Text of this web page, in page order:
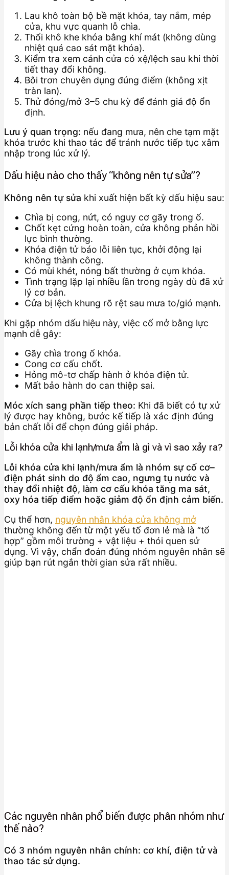
Lau khô toàn bộ bề mặt khóa, tay nắm, mép
cửa, khu vực quanh lỗ chìa.
Thổi khô khe khóa bằng khí mát (không dùng
nhiệt quá cao sát mặt khóa).
Kiểm tra xem cánh cửa có xệ/lệch sau khi thời
tiết thay đổi không.
Bôi trơn chuyên dụng đúng điểm (không xịt
tràn lan).
Thử đóng/mở 3–5 chu kỳ để đánh giá độ ổn
định.
Lưu ý quan trọng: nếu đang mưa, nên che tạm mặt
khóa trước khi thao tác để tránh nước tiếp tục xâm
nhập trong lúc xử lý.
Dấu hiệu nào cho thấy “không nên tự sửa”?
Không nên tự sửa khi xuất hiện bất kỳ dấu hiệu sau:
Chìa bị cong, nứt, có nguy cơ gãy trong ổ.
Chốt kẹt cứng hoàn toàn, cửa không phản hồi
lực bình thường.
Khóa điện tử báo lỗi liên tục, khởi động lại
không thành công.
Có mùi khét, nóng bất thường ở cụm khóa.
Tình trạng lặp lại nhiều lần trong ngày dù đã xử
lý cơ bản.
Cửa bị lệch khung rõ rệt sau mưa to/gió mạnh.
Khi gặp nhóm dấu hiệu này, việc cố mở bằng lực
mạnh dễ gây:
Gãy chìa trong ổ khóa.
Cong cơ cấu chốt.
Hỏng mô-tơ chấp hành ở khóa điện tử.
Mất bảo hành do can thiệp sai.
Móc xích sang phần tiếp theo: Khi đã biết có tự xử
lý được hay không, bước kế tiếp là xác định đúng
bản chất lỗi để chọn đúng giải pháp.
Lỗi khóa cửa khi lạnh/mưa ẩm là gì và vì sao xảy ra?
Lỗi khóa cửa khi lạnh/mưa ẩm là nhóm sự cố cơ–
điện phát sinh do độ ẩm cao, ngưng tụ nước và
thay đổi nhiệt độ, làm cơ cấu khóa tăng ma sát,
oxy hóa tiếp điểm hoặc giảm độ ổn định cảm biến.
Cụ thể hơn, nguyên nhân khóa cửa không mở
thường không đến từ một yếu tố đơn lẻ mà là “tổ
hợp” gồm môi trường + vật liệu + thói quen sử
dụng. Vì vậy, chẩn đoán đúng nhóm nguyên nhân sẽ
giúp bạn rút ngắn thời gian sửa rất nhiều.
Các nguyên nhân phổ biến được phân nhóm như
thế nào?
Có 3 nhóm nguyên nhân chính: cơ khí, điện tử và
thao tác sử dụng.